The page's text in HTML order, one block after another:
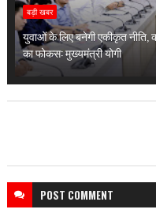
बड़ी खबर
युवाओं के लिए बनेगी एकीकृत नीति,
का फोकस: मुख्यमंत्री योगी
POST COMMENT